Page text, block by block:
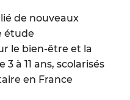
de nouveaux
étude
le bien-être et la
à 11 ans, scolarisés
en France